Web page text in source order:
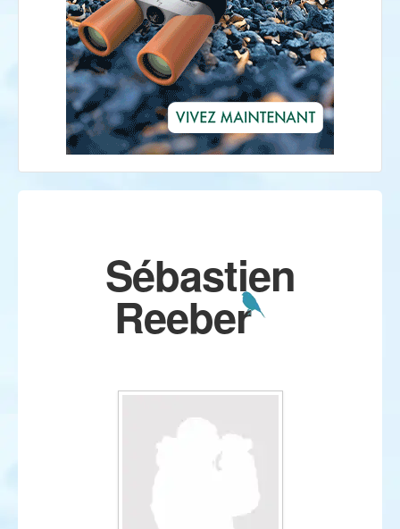
Sébastien
Reeber